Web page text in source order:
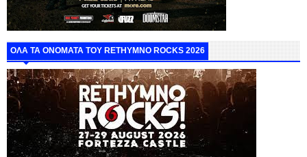
ΟΛΑ ΤΑ ΟΝΟΜΑΤΑ ΤΟΥ RETHYMNO ROCKS 2026